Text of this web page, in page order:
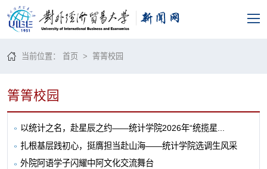
当前位置：首页 >箐箐校园
箐箐校园
以统计之名，赴星辰之约——统计学院2026年“统揽星...
扎根基层践初心，挺膺担当赴山海——统计学院选调生风采
外院阿语学子闪耀中阿文化交流舞台